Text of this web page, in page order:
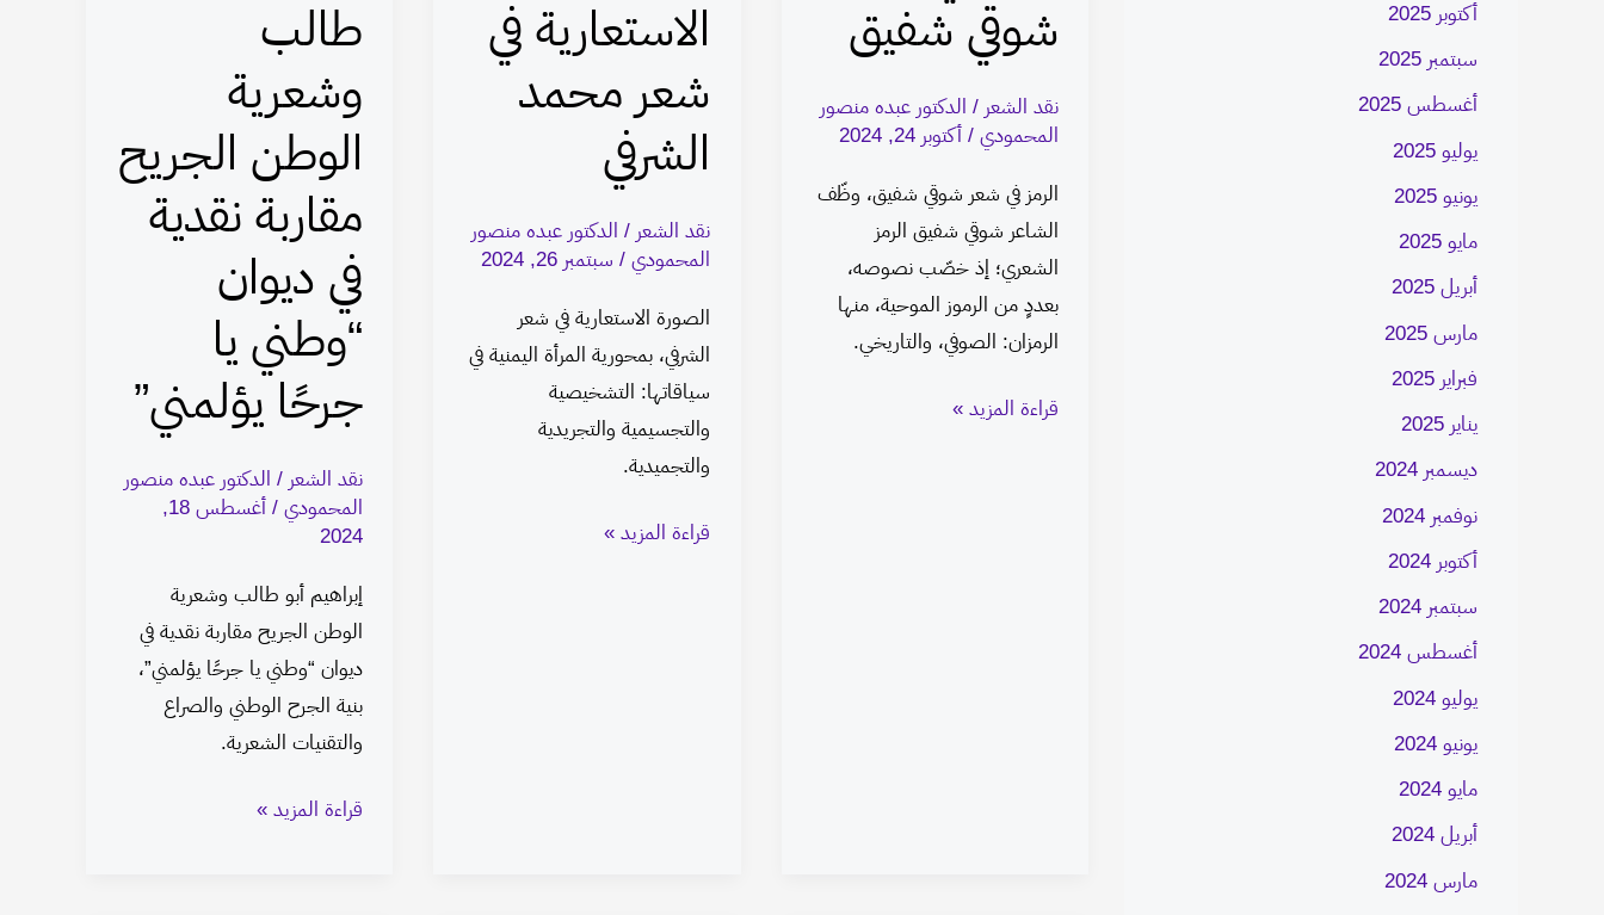
أكتوبر 2025
سبتمبر 2025
أغسطس 2025
يوليو 2025
يونيو 2025
مايو 2025
أبريل 2025
مارس 2025
فبراير 2025
يناير 2025
ديسمبر 2024
نوفمبر 2024
أكتوبر 2024
سبتمبر 2024
أغسطس 2024
يوليو 2024
يونيو 2024
مايو 2024
أبريل 2024
مارس 2024
شوقي شفيق
نقد الشعر / الدكتور عبده منصور
المحمودي/ أكتوبر 24, 2024
الرمز في شعر شوقي شفيق، وظّف
الشاعر شوقي شفيق الرمز
الشعري؛ إذ خصّب نصوصه،
بعددٍ من الرموز الموحية، منها
الرمزان: الصوفي، والتاريخي.
قراءة المزيد »
الاستعارية في
شعر محمد
الشرفي
نقد الشعر / الدكتور عبده منصور
المحمودي / سبتمبر 26, 2024
الصورة الاستعارية في شعر
الشرفي، بمحورية المرأة اليمنية في
سياقاتها: التشخيصية
والتجسيمية والتجريدية
والتجميدية.
قراءة المزيد »
طالب
وشعرية
الوطن الجريح
مقاربة نقدية
في ديوان
“وطني يا
جرحًا يؤلمني”
نقد الشعر / الدكتور عبده منصور
المحمودي/
أغسطس 18,
2024
إبراهيم أبو طالب وشعرية
الوطن الجريح مقاربة نقدية في
ديوان “وطني يا جرحًا يؤلمني”،
بنية الجرح الوطني والصراع
والتقنيات الشعرية.
نقدية
ديوان
“وطني
جرحًا
يؤلمني”
قراءة المزيد »